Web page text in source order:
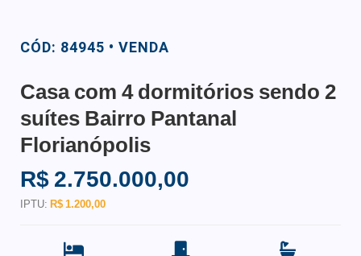
CÓD: 84945 • VENDA
Casa com 4 dormitórios sendo 2
suítes Bairro Pantanal
Florianópolis
R$ 2.750.000,00
IPTU: R$ 1.200,00